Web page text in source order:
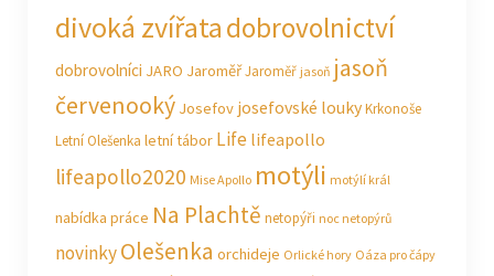
divoká zvířatadobrovolnictví
dobrovolníci JARO JaroměřJaroměř jasoň jasoň
červenooký Josefov josefovské loukyKrkonoše
Letní Olešenka letní tábor Life lifeapollo
lifeapollo2020 Mise Apollo motýli motýlí král
nabídka práce Na Plachtě netopýři noc netopýrů
novinkyOlešenka orchideje Orlické hory Oáza pro čápy